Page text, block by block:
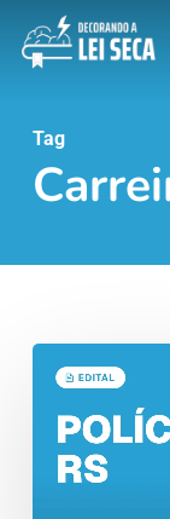
content
Tag
Concurso
Penal
RS: